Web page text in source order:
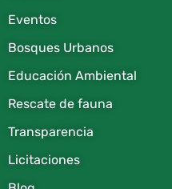
Eventos
Bosques Urbanos
Educación Ambiental
Rescate de fauna​
Transparencia
Licitaciones